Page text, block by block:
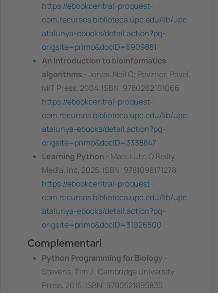
https://ebookcentral-proquest-
com.recursos.biblioteca.upc.edu/lib/upc
atalunya-ebooks/detail.action?pq-
origsite=primo&docID=5909881
An Introduction to bioinformatics
algorithms
- Jones, Neil C; Pevzner, Pavel,
MIT Press, 2004. ISBN: 9780262101066
https://ebookcentral-proquest-
com.recursos.biblioteca.upc.edu/lib/upc
atalunya-ebooks/detail.action?pq-
origsite=primo&docID=3338847
Learning Python
- Mark Lutz, O'Reilly
Media, Inc, 2025. ISBN: 9781098171278
https://ebookcentral-proquest-
com.recursos.biblioteca.upc.edu/lib/upc
atalunya-ebooks/detail.action?pq-
origsite=primo&docID=31926500
Complementari
Python Programming for Biology
Stevens, Tim J., Cambridge University
Press, 2015. ISBN: 9780521895835